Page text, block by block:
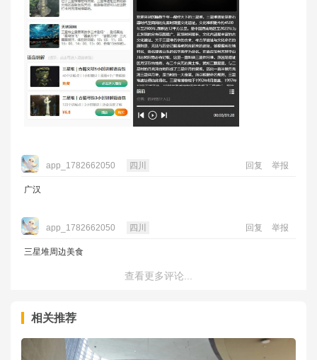
app_1782662050 四川 回复 举报
广汉
app_1782662050 四川 回复 举报
三星堆周边美食
查看更多评论...
相关推荐